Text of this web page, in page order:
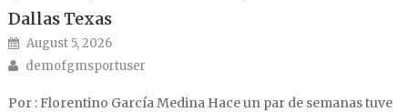
Dallas Texas
Posted on
August 5, 2026
Author
demofgmsportuser
Por : Florentino García Medina Hace un par de semanas tuve